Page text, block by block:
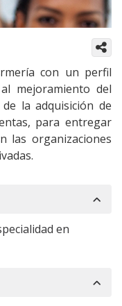
con un perfil
mejoramiento del
la adquisición de
para entregar
las organizaciones
en